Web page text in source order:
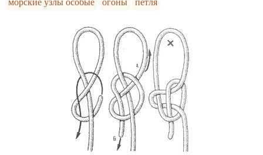
морские узлы особые огоны петля